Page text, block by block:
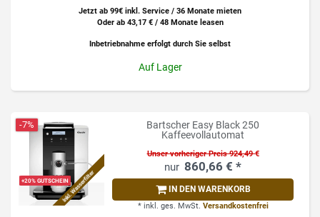
Jetzt ab 99€ inkl. Service / 36 Monate mieten
Oder ab 43,17 € / 48 Monate leasen
Inbetriebnahme erfolgt durch Sie selbst
Auf Lager
+20% GUTSCHEINInkl. Wasserfilter
-7%
Bartscher Easy Black 250
Kaffeevollautomat
Unser vorheriger Preis 924,49 €
860,66 € *
IN DEN WARENKORB
* inkl. ges. MwSt. Versandkostenfrei